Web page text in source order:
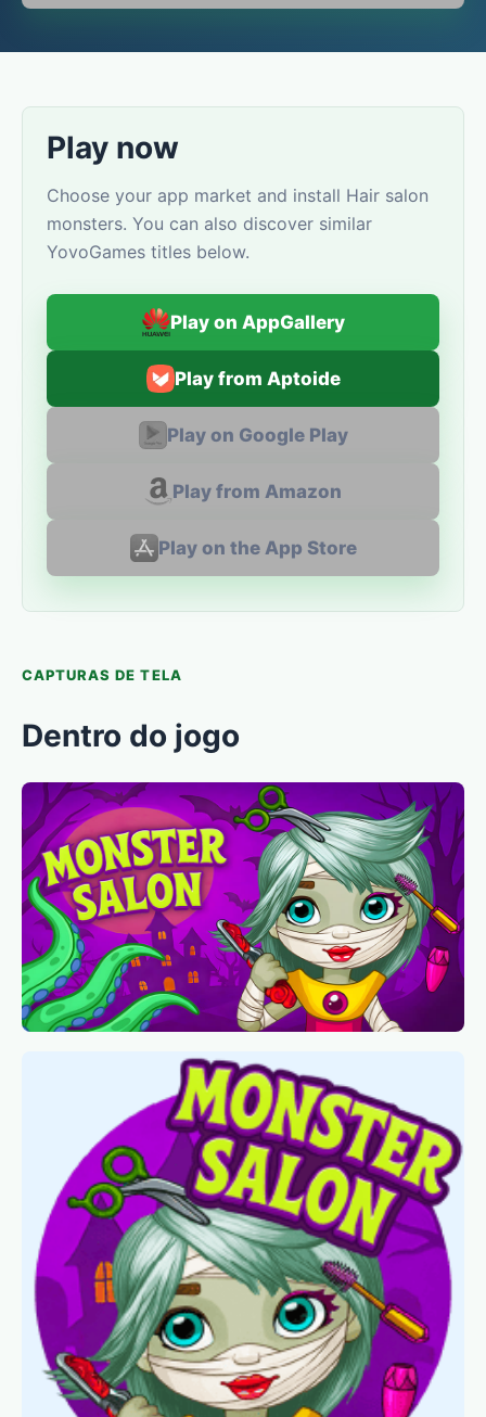
Play now
Choose your app market and install Hair salon
monsters. You can also discover similar
YovoGames titles below.
Play on AppGallery
Play from Aptoide
Play on Google Play
Play from Amazon
Play on the App Store
CAPTURAS DE TELA
Dentro do jogo